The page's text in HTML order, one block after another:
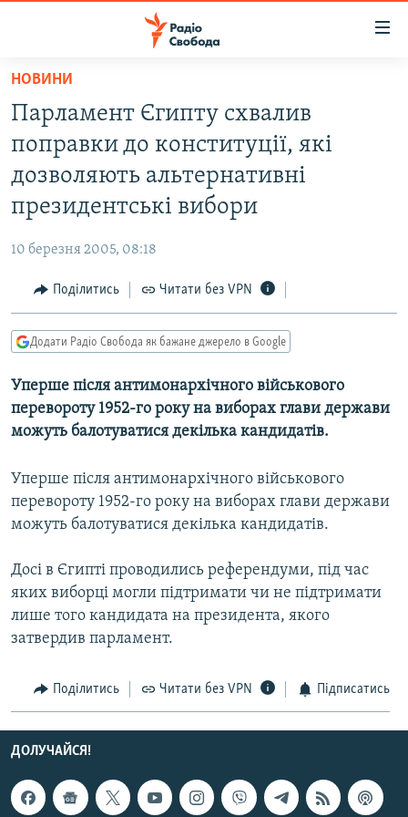
Перейти
основного
матеріалу
Перейти
до
основної
Перейти
пошуку
ВСЕ ЗА ДОБУ
СТАТТІ
СУСПІЛЬСТВО
КУЛЬТУРА
СПОРТ
СВІТ
ДОНБАС.РЕАЛІЇ
КРИМ.РЕАЛІЇ
ТИ ЯК?
КИТАЙ.ВИКЛИКИ
МУЛЬТИМЕДІА
СПЕЦПРОЄКТИ
ПОДКАСТИ
КРИМ РЕАЛІЇ
РУС
ДОЛУЧАЙСЯ!
НОВИНИ
Парламент Єгипту схвалив
поправки до конституції, які
дозволяють альтернативні
президентські вибори
10 березня 2005, 08:18
Поділитись Читати без VPN
Додати Радіо Свобода як бажане джерело в Google
Уперше після антимонархічного військового
перевороту 1952-го року на виборах глави держави
можуть балотуватися декілька кандидатів.
Уперше після антимонархічного військового
перевороту 1952-го року на виборах глави держави
можуть балотуватися декілька кандидатів.
Досі в Єгипті проводились референдуми, під час
яких виборці могли підтримати чи не підтримати
лише того кандидата на президента, якого
затвердив парламент.
Поділитись Читати без VPN Підписатись
ДОЛУЧАЙСЯ!